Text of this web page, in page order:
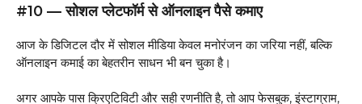
#10 — सोशल प्लेटफॉर्म से ऑनलाइन पैसे कमाए
आज के डिजिटल दौर में सोशल मीडिया केवल मनोरंजन का जरिया नहीं, बल्कि
ऑनलाइन कमाई का बेहतरीन साधन भी बन चुका है।
अगर आपके पास क्रिएटिविटी और सही रणनीति है, तो आप फेसबुक, इंस्टाग्राम,